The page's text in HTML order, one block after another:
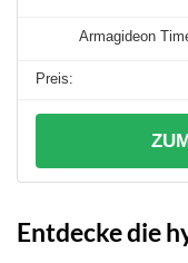
Armagideon
Entdecke die